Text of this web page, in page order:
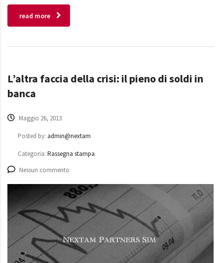
read more
L’altra faccia della crisi: il pieno di soldi in
banca
Maggio 26, 2013
Posted by: admin@nextam
Categoria: Rassegna stampa
Nessun commento